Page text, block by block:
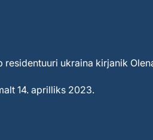
residentuuri ukraina kirjanik
14. aprilliks 2023.